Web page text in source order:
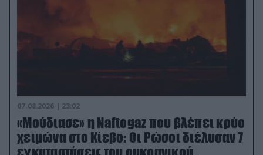
07.08.2026 | 23:02
«Μούδιασε» η Naftogaz που βλέπει κρύο
χειμώνα στο Κίεβο: Οι Ρώσοι διέλυσαν 7